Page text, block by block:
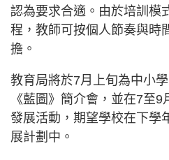
認為要求合適。由於培訓模
程，教師可按個人節奏與時
擔。
教育局將於7月上旬為中小
《藍圖》簡介會，並在7至
發展活動，期望學校在下學
展計劃中。